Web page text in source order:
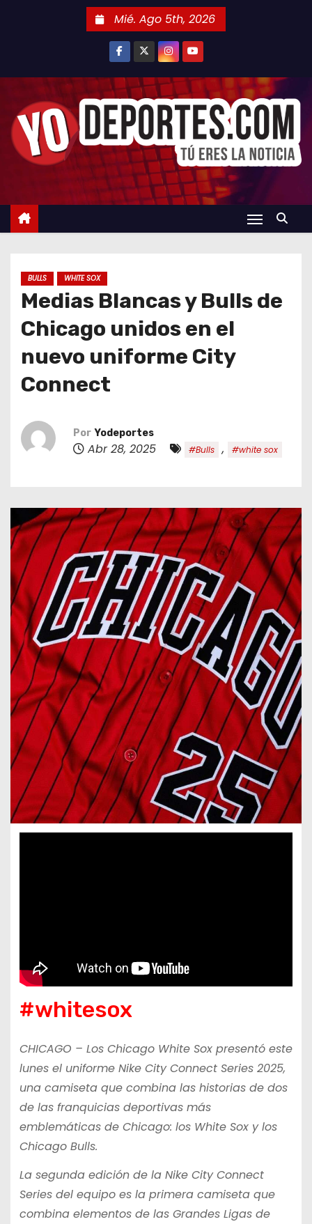
n
Mié. Ago 5th, 2026
BULLS WHITE SOX
Medias Blancas y Bulls de
Chicago unidos en el
nuevo uniforme City
Connect
Por Yodeportes
Abr 28, 2025 #Bulls , #white sox
#whitesox
CHICAGO – Los Chicago White Sox presentó este
lunes el uniforme Nike City Connect Series 2025,
una camiseta que combina las historias de dos
de las franquicias deportivas más
emblemáticas de Chicago: los White Sox y los
Chicago Bulls.
La segunda edición de la Nike City Connect
Series del equipo es la primera camiseta que
combina elementos de las Grandes Ligas de